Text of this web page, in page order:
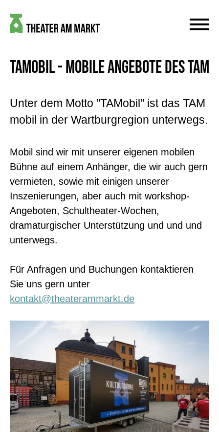
TAMOBIL - MOBILE ANGEBOTE DES TAM
Unter dem Motto "TAMobil" ist das TAM
mobil in der Wartburgregion unterwegs.
Mobil sind wir mit unserer eigenen mobilen
Bühne auf einem Anhänger, die wir auch gern
vermieten, sowie mit einigen unserer
Inszenierungen, aber auch mit workshop-
Angeboten, Schultheater-Wochen,
dramaturgischer Unterstützung und und und
unterwegs.
Für Anfragen und Buchungen kontaktieren
Sie uns gern unter
kontakt@theaterammarkt.de